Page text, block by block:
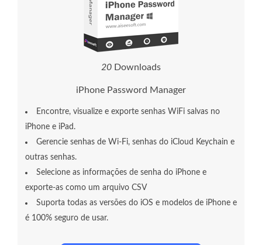
23 Downloads
iPhone Password Manager
Encontre, visualize e exporte senhas WiFi salvas no
iPhone e iPad.
Gerencie senhas de Wi-Fi, senhas do iCloud Keychain e
outras senhas.
Selecione as informações de senha do iPhone e
exporte-as como um arquivo CSV
Suporta todas as versões do iOS e modelos de iPhone e
é 100% seguro de usar.